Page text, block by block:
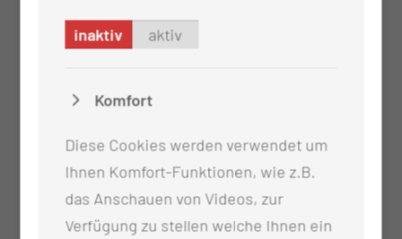
inaktiv aktiv
Komfort
Diese Cookies werden verwendet um
Ihnen Komfort-Funktionen, wie z.B.
das Anschauen von Videos, zur
Verfügung zu stellen welche Ihnen ein